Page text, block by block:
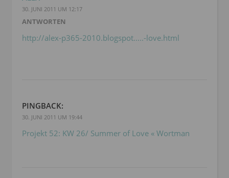
30. JUNI 2011 UM 12:17
ANTWORTEN
http://alex-p365-2010.blogspot.....-love.html
PINGBACK:
30. JUNI 2011 UM 19:44
Projekt 52: KW 26/ Summer of Love « Wortman